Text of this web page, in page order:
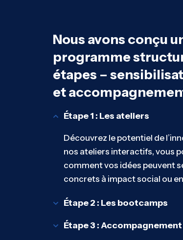
Nous avons conçu
programme
étapes –
et
Étape 1 : Les ateliers
Découvrez le potentiel de
nos ateliers interactifs, vous
comment vos idées peuvent
concrets à impact social ou
Étape 2 : Les bootcamps
Étape 3 :